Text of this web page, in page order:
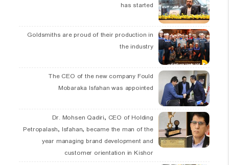
has started
Goldsmiths are proud of their production in
the industry
The CEO of the new company Fould
Mobaraka Isfahan was appointed
Dr. Mohsen Qadiri, CEO of Holding
Petropalash, Isfahan, became the man of the
year managing brand development and
customer orientation in Kishor